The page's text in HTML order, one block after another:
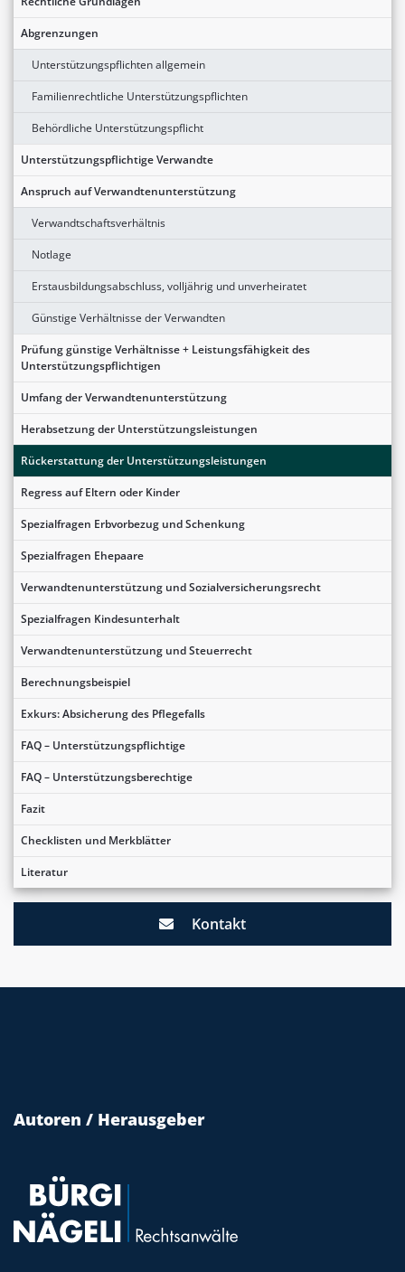
Abgrenzungen
Unterstützungspflichten allgemein
Familienrechtliche Unterstützungspflichten
Behördliche Unterstützungspflicht
Unterstützungspflichtige Verwandte
Anspruch auf Verwandtenunterstützung
Verwandtschaftsverhältnis
Notlage
Erstausbildungsabschluss, volljährig und unverheiratet
Günstige Verhältnisse der Verwandten
Prüfung günstige Verhältnisse + Leistungsfähigkeit des
Unterstützungspflichtigen
Umfang der Verwandtenunterstützung
Herabsetzung der Unterstützungsleistungen
Rückerstattung der Unterstützungsleistungen
Regress auf Eltern oder Kinder
Spezialfragen Erbvorbezug und Schenkung
Spezialfragen Ehepaare
Verwandtenunterstützung und Sozialversicherungsrecht
Spezialfragen Kindesunterhalt
Verwandtenunterstützung und Steuerrecht
Berechnungsbeispiel
Exkurs: Absicherung des Pflegefalls
FAQ – Unterstützungspflichtige
FAQ – Unterstützungsberechtige
Fazit
Checklisten und Merkblätter
Literatur
Kontakt
Autoren / Herausgeber